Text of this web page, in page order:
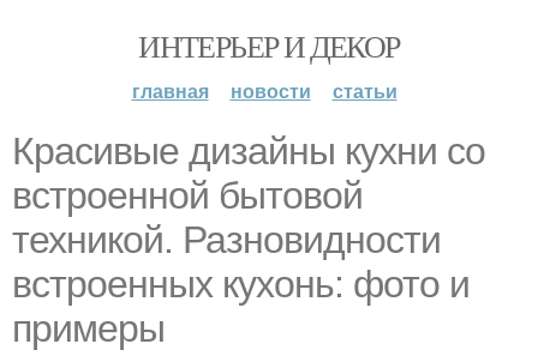
ИНТЕРЬЕР И ДЕКОР
главная новости статьи
Красивые дизайны кухни со
встроенной бытовой
техникой. Разновидности
встроенных кухонь: фото и
примеры